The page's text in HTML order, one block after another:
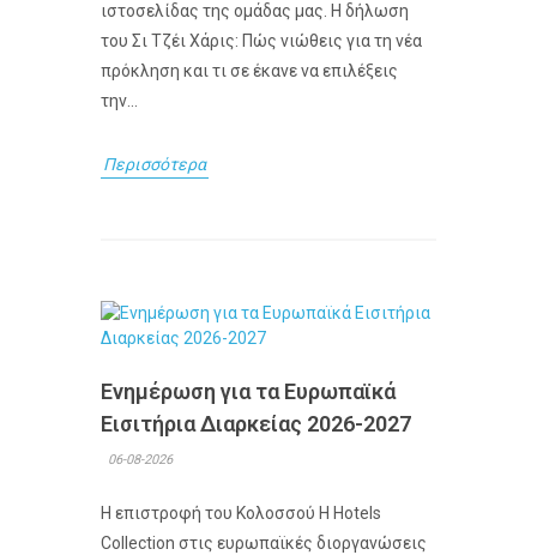
ιστοσελίδας της ομάδας μας. Η δήλωση
του Σι Τζέι Χάρις: Πώς νιώθεις για τη νέα
πρόκληση και τι σε έκανε να επιλέξεις
την...
Περισσότερα
Ενημέρωση για τα Ευρωπαϊκά
Εισιτήρια Διαρκείας 2026-2027
06-08-2026
Η επιστροφή του Κολοσσού H Hotels
Collection στις ευρωπαϊκές διοργανώσεις